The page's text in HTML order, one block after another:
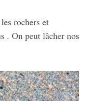
rochers et
. On peut lâcher nos